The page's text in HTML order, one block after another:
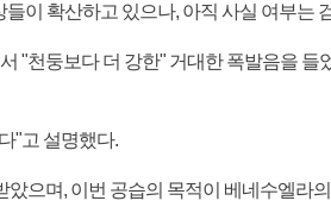
이 확산하고 있으나, 아직 사실 여부는
"천둥보다 더 강한" 거대한 폭발음을 들
"고 설명했다.
으며, 이번 공습의 목적이 베네수엘라